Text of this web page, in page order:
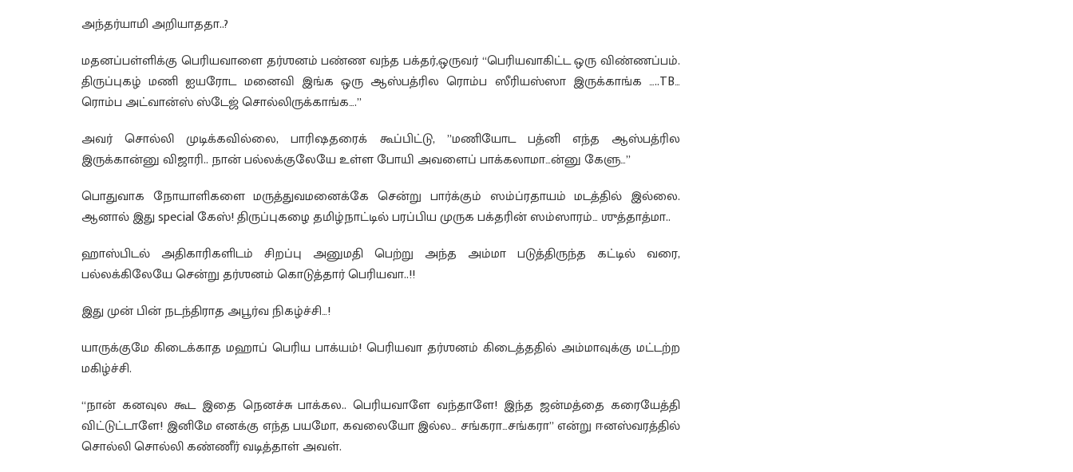
அந்தர்யாமி அறியாததா..?
மதனப்பள்ளிக்கு பெரியவாளை தர்ஶனம் பண்ண வந்த பக்தர்,ஒருவர் “பெரியவாகிட்ட ஒரு விண்ணப்பம்.
திருப்புகழ் மணி ஐயரோட மனைவி இங்க ஒரு ஆஸ்பத்ரில ரொம்ப ஸீரியஸ்ஸா இருக்காங்க …..TB…
ரொம்ப அட்வான்ஸ் ஸ்டேஜ் சொல்லிருக்காங்க….”
அவர் சொல்லி முடிக்கவில்லை, பாரிஷதரைக் கூப்பிட்டு, ”மணியோட பத்னி எந்த ஆஸ்பத்ரில
இருக்கான்னு விஜாரி.. நான் பல்லக்குலேயே உள்ள போயி அவளைப் பாக்கலாமா…ன்னு கேளு…”
பொதுவாக நோயாளிகளை மருத்துவமனைக்கே சென்று பார்க்கும் ஸம்ப்ரதாயம் மடத்தில் இல்லை.
ஆனால் இது special கேஸ்! திருப்புகழை தமிழ்நாட்டில் பரப்பிய முருக பக்தரின் ஸம்ஸாரம்… ஶுத்தாத்மா..
ஹாஸ்பிடல் அதிகாரிகளிடம் சிறப்பு அனுமதி பெற்று அந்த அம்மா படுத்திருந்த கட்டில் வரை,
பல்லக்கிலேயே சென்று தர்ஶனம் கொடுத்தார் பெரியவா..!!
இது முன் பின் நடந்திராத அபூர்வ நிகழ்ச்சி…!
யாருக்குமே கிடைக்காத மஹாப் பெரிய பாக்யம்! பெரியவா தர்ஶனம் கிடைத்ததில் அம்மாவுக்கு மட்டற்ற
மகிழ்ச்சி.
“நான் கனவுல கூட இதை நெனச்சு பாக்கல.. பெரியவாளே வந்தாளே! இந்த ஜன்மத்தை கரையேத்தி
விட்டுட்டாளே! இனிமே எனக்கு எந்த பயமோ, கவலையோ இல்ல… சங்கரா…சங்கரா” என்று ஈனஸ்வரத்தில்
சொல்லி சொல்லி கண்ணீர் வடித்தாள் அவள்.